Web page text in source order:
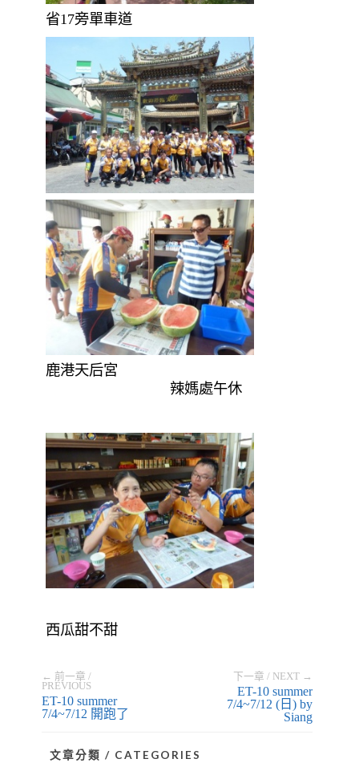
省17旁單車道
鹿港天后宮
辣媽處午休
西瓜甜不甜
← 前一章 /
PREVIOUS
ET-10 summer
7/4~7/12 開跑了
下一章 / NEXT →
ET-10 summer
7/4~7/12 (日) by
Siang
文章分類 / CATEGORIES